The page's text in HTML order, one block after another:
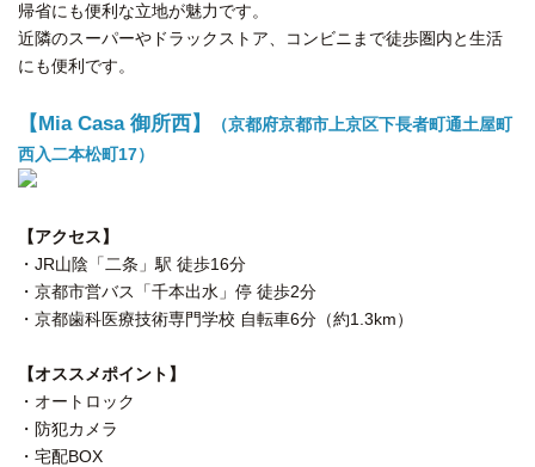
帰省にも便利な立地が魅力です。
近隣のスーパーやドラックストア、コンビニまで徒歩圏内と生活
にも便利です。
【Mia Casa 御所西】
（京都府京都市上京区下長者町通土屋町
西入二本松町17）
【アクセス】
・JR山陰「二条」駅 徒歩16分
・京都市営バス「千本出水」停 徒歩2分
・京都歯科医療技術専門学校 自転車6分（約1.3km）
【オススメポイント】
・オートロック
・防犯カメラ
・宅配BOX